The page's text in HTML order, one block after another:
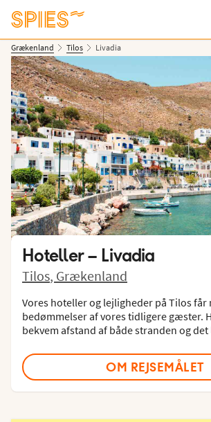
Grækenland Tilos Livadia
Vis billeder
Hoteller – Livadia
Tilos, Grækenland
Vores hoteller og lejligheder på Tilos får
bedømmelser af vores tidligere gæster.
bekvem afstand af både stranden og det
OM REJSEMÅLET